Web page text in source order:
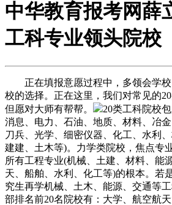
中华教育报考网薛
工科专业领头院校
正在填报意愿过程中，多领会学校
校的选择。正在这里，我们对常见的
但愿对大师有帮帮。
20类工科院校
消息、电力、石油、地质、材料、冶金
刀兵、光学、细密仪器、化工、水利
建建、土木等)。力学类院校，焦点专
所有工程专业(机械、土建、材料、能
天、船舶、水利、化工等)的根本。若
究生再学机械、土木、能源、交通等
部排名前20名院校有：大学、航空航